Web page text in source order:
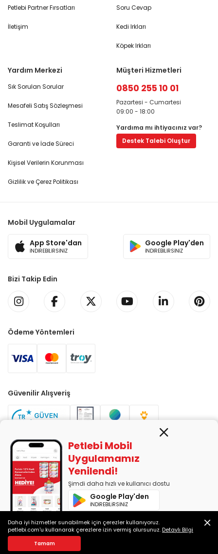
Petlebi Partner Fırsatları
İletişim
Soru Cevap
Kedi Irkları
Köpek Irkları
Yardım Merkezi
Sık Sorulan Sorular
Mesafeli Satış Sözleşmesi
Teslimat Koşulları
Garanti ve İade Süreci
Kişisel Verilerin Korunması
Gizlilik ve Çerez Politikası
Müşteri Hizmetleri
0850 255 10 01
Pazartesi - Cumartesi
09:00 - 18:00
Yardıma mı ihtiyacınız var?
Destek Talebi Oluştur
Mobil Uygulamalar
App Store'dan
İNDİREBİLİRSİNİZ
Google Play'den
İNDİREBİLİRSİNİZ
Bizi Takip Edin
Ödeme Yöntemleri
Güvenilir Alışveriş
PETLEBİ EVCİL HAYVAN ÜRÜNLERİ PAZ. SAN. TİC. LTD. ŞTİ. Alaşarköy
Mah. 1. Alaşar Cad. No: 9 Osmangazi/Bursa
7290599225 vergi numarasıyla Uludağ Vergi Dairesi'ne bağlıdır.
2014-2026 © petlebi.com v11.88.0
Bursa'da sevgiyle yapıldı.
Petlebi Mobil
Uygulamamız
Yenilendi!
Şimdi daha hızlı ve kullanıcı dostu
Google Play'den
İNDİREBİLİRSİNİZ
App Store'dan
İNDİREBİLİRSİNİZ
Daha iyi hizmetler sunabilmek için çerezler kullanıyoruz.
petlebi.com'u kullanarak çerezlere izin vermiş olursunuz.Detaylı Bilgi
Tamam